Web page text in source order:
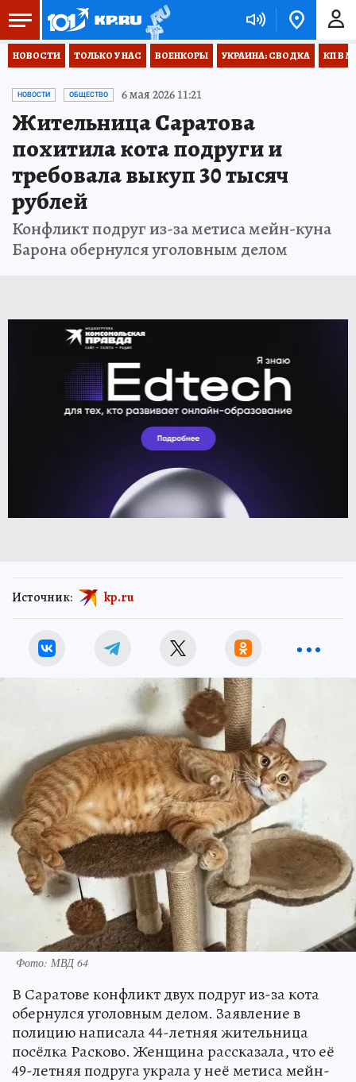
НОВОСТИ ТОЛЬКО У НАС ВОЕНКОРЫ УКРАИНА: СВОДКА КП В
НОВОСТИ ОБЩЕСТВО 6 мая 2026 11:21
Жительница Саратова
похитила кота подруги и
требовала выкуп 30 тысяч
рублей
Конфликт подруг из-за метиса мейн-куна
Барона обернулся уголовным делом
Источник: kp.ru
Фото: МВД 64
В Саратове конфликт двух подруг из-за кота
обернулся уголовным делом. Заявление в
полицию написала 44-летняя жительница
посёлка Расково. Женщина рассказала, что её
49-летняя подруга украла у неё метиса мейн-